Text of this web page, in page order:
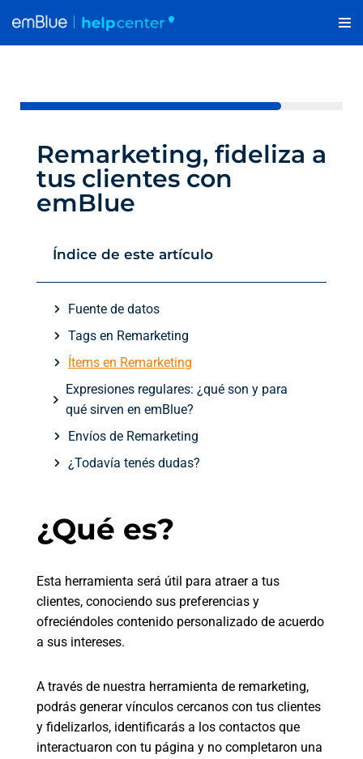
Saltar
Remarketing, fideliza a
tus clientes con
emBlue
Índice de este artículo
Fuente de datos
Tags en Remarketing
Ítems en Remarketing
Expresiones regulares: ¿qué son y para
qué sirven en emBlue?
Envíos de Remarketing
¿Todavía tenés dudas?
¿Qué es?
Esta herramienta será útil para atraer a tus
clientes, conociendo sus preferencias y
ofreciéndoles contenido personalizado de acuerdo
a sus intereses.
A través de nuestra herramienta de remarketing,
podrás generar vínculos cercanos con tus clientes
y fidelizarlos, identificarás a los contactos que
interactuaron con tu página y no completaron una